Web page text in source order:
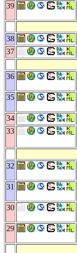
39
38
37
36
35
34
33
32
31
30
29